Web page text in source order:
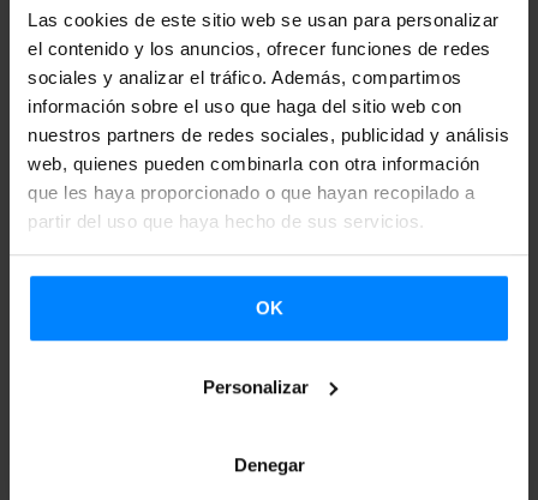
Las cookies de este sitio web se usan para personalizar
el contenido y los anuncios, ofrecer funciones de redes
sociales y analizar el tráfico. Además, compartimos
información sobre el uso que haga del sitio web con
nuestros partners de redes sociales, publicidad y análisis
web, quienes pueden combinarla con otra información
que les haya proporcionado o que hayan recopilado a
partir del uso que haya hecho de sus servicios.
OK
Personalizar
Denegar
from a current war todos los días del 1 al 25 de agosto
en Edimburgo, la compañía vasca 2Theatre ha sido
galardonada con el ...